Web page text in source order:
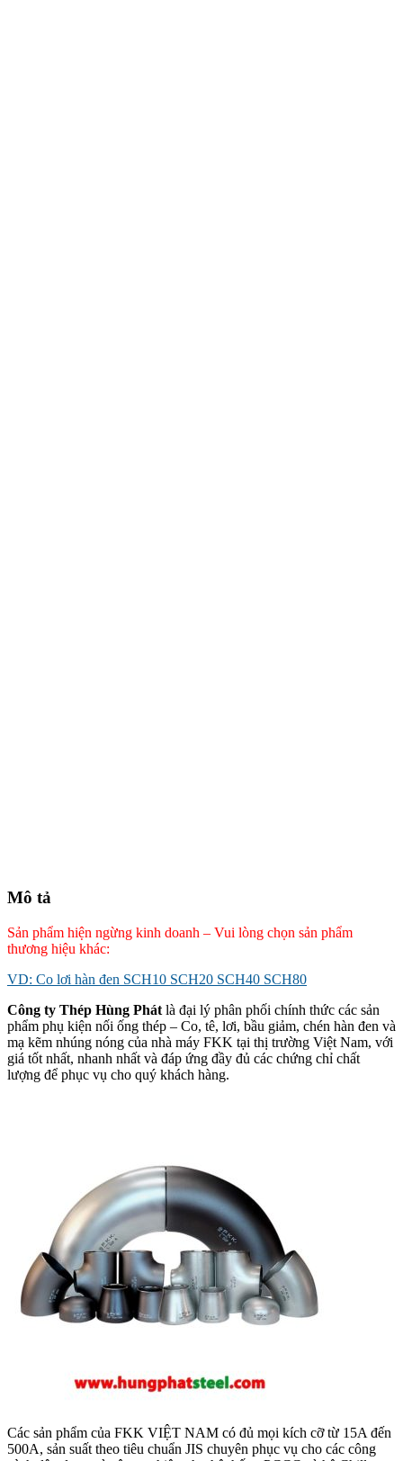
Mô tả
Sản phẩm hiện ngừng kinh doanh – Vui lòng chọn sản phẩm
thương hiệu khác:
VD: Co lơi hàn đen SCH10 SCH20 SCH40 SCH80
Công ty Thép Hùng Phát là đại lý phân phối chính thức các sản
phẩm phụ kiện nối ống thép – Co, tê, lơi, bầu giảm, chén hàn đen và
mạ kẽm nhúng nóng của nhà máy FKK tại thị trường Việt Nam, với
giá tốt nhất, nhanh nhất và đáp ứng đầy đủ các chứng chỉ chất
lượng để phục vụ cho quý khách hàng.
Các sản phẩm của FKK VIỆT NAM có đủ mọi kích cỡ từ 15A đến
500A, sản suất theo tiêu chuẩn JIS chuyên phục vụ cho các công